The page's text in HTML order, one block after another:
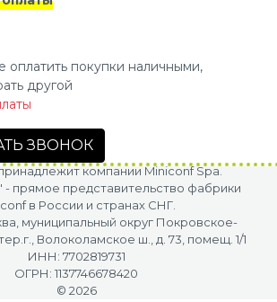
оплатить покупки наличными,
другой
ЗВОНОК
компании Miniconf Spa.
прямое представительство фабрики
в России и странах СНГ.
муниципальный округ Покровское-
Волоколамское ш., д. 73, помещ. 1/1
ИНН: 7702819731
ОГРН: 1137746678420
© 2026